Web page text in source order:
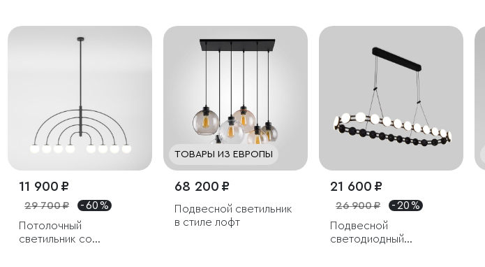
11 900 ₽
29 700 ₽
- 60 %
Потолочный
светильник со
ТОВАРЫ ИЗ ЕВРОПЫ
68 200 ₽
Подвесной светильник
в стиле лофт
21 600 ₽
26 900 ₽
- 20 %
Подвесной
светодиодный